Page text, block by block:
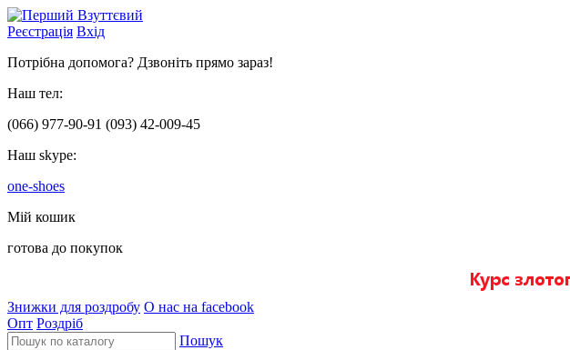
Реєстрація Вхід
Потрібна допомога? Дзвоніть прямо зараз!
Наш тел:
(066) 977-90-91 (093) 42-009-45
Наш skype:
one-shoes
Мій кошик
готова до покупок
Знижки для роздробу О нас на facebook
Опт Роздріб
Пошук